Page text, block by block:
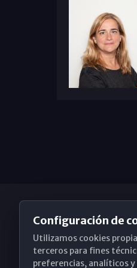
Obispado
Configuración de
Utilizamos cookies
terceros para fines
preferencias, analíticos y